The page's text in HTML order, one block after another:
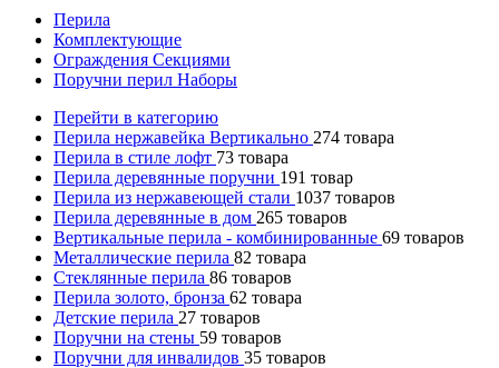
Перила
Комплектующие
Ограждения Секциями
Поручни перил Наборы
Перейти в категорию
Перила нержавейка Вертикально 274 товара
Перила в стиле лофт 73 товара
Перила деревянные поручни 191 товар
Перила из нержавеющей стали 1037 товаров
Перила деревянные в дом 265 товаров
Вертикальные перила - комбинированные 69 товаров
Металлические перила 82 товара
Стеклянные перила 86 товаров
Перила золото, бронза 62 товара
Детские перила 27 товаров
Поручни на стены 59 товаров
Поручни для инвалидов 35 товаров